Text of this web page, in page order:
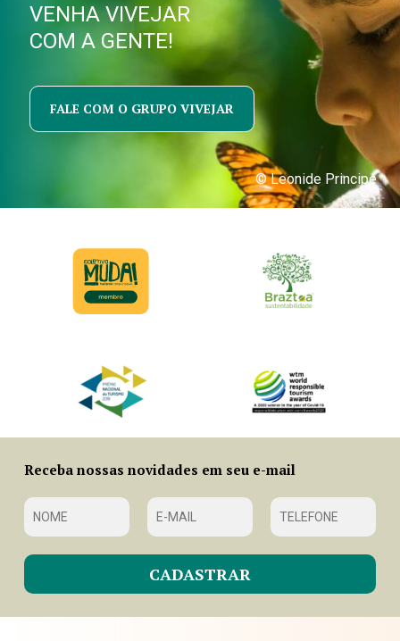
VENHA VIVEJAR
COM A GENTE!
FALE COM O GRUPO VIVEJAR
© Leonide Principe
Receba nossas novidades em seu e-mail